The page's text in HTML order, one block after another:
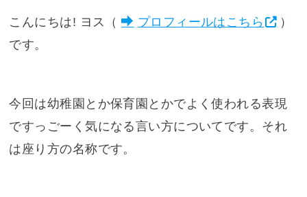
こんにちは! ヨス（ プロフィールはこちら
）
です。
今回は幼稚園とか保育園とかでよく使われる表現
ですっごーく気になる言い方についてです。それ
は座り方の名称です。